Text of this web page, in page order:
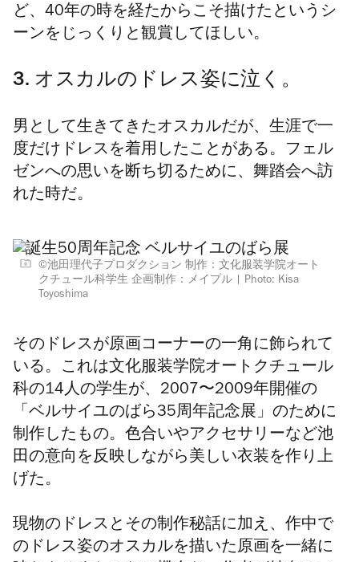
ど、40年の時を経たからこそ描けたというシ
ーンをじっくりと観賞してほしい。
3. オスカルのドレス姿に泣く。
男として生きてきたオスカルだが、生涯で一
度だけドレスを着用したことがある。フェル
ゼンへの思いを断ち切るために、舞踏会へ訪
れた時だ。
©池田理代子プロダクション 制作：文化服装学院オート
クチュール科学生 企画制作：メイプル
Photo: Kisa
Toyoshima
そのドレスが原画コーナーの一角に飾られて
いる。これは文化服装学院オートクチュール
科の14人の学生が、2007〜2009年開催の
「ベルサイユのばら35周年記念展」のために
制作したもの。色合いやアクセサリーなど池
田の意向を反映しながら美しい衣装を作り上
げた。
現物のドレスとその制作秘話に加え、作中で
のドレス姿のオスカルを描いた原画を一緒に